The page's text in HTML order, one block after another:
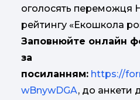
оголосять переможця
рейтингу «Екошкола
Заповнюйте онлайн
за
посиланням: https://
wBnywDGA, до анкети